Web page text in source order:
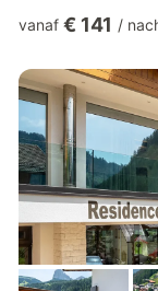
badkamer en is
beschikbaar.
een sauna. Het
eigen...
vanaf € 141 /